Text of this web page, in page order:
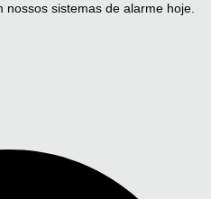
sistemas de alarme hoje.